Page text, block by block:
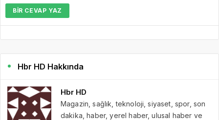
BIR CEVAP YAZ
Hbr HD Hakkında
Hbr HD
Magazin, sağlık, teknoloji, siyaset, spor, son
dakika, haber, yerel haber, ulusal haber ve